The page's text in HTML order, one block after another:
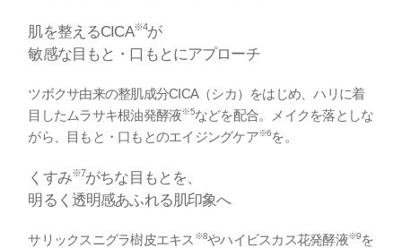
肌を整えるCICA※4が
敏感な目もと・口もとにアプローチ
ツボクサ由来の整肌成分CICA（シカ）をはじめ、ハリに着
目したムラサキ根油発酵液※5などを配合。メイクを落としな
がら、目もと・口もとのエイジングケア※6を。
くすみ※7がちな目もとを、
明るく透明感あふれる肌印象へ
サリックスニグラ樹皮エキス ※8やハイビスカス花発酵液※9を